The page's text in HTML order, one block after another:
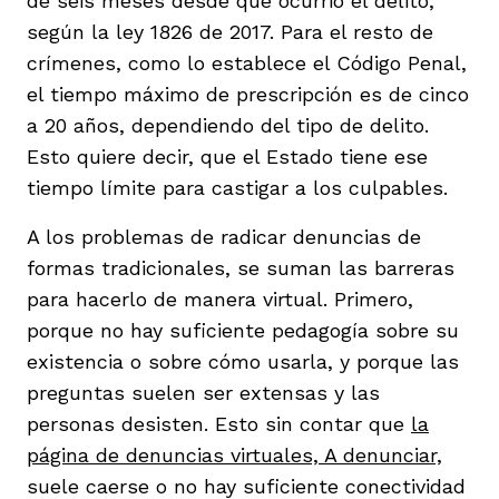
según la ley 1826 de 2017. Para el resto de
crímenes, como lo establece el Código Penal,
el tiempo máximo de prescripción es de cinco
a 20 años, dependiendo del tipo de delito.
Esto quiere decir, que el Estado tiene ese
tiempo límite para castigar a los culpables.
A los problemas de radicar denuncias de
formas tradicionales, se suman las barreras
para hacerlo de manera virtual. Primero,
porque no hay suficiente pedagogía sobre su
existencia o sobre cómo usarla, y porque las
preguntas suelen ser extensas y las
personas desisten. Esto sin contar que la
página de denuncias virtuales, A denunciar,
suele caerse o no hay suficiente conectividad